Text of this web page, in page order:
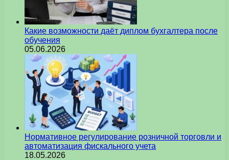
Какие возможности даёт диплом бухгалтера после
обучения
05.06.2026
Нормативное регулирование розничной торговли и
автоматизация фискального учета
18.05.2026